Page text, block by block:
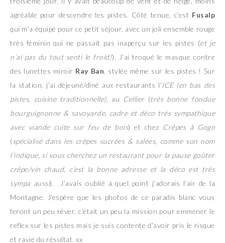
agréable pour descendre les pistes. Côté tenue, c’est Fusalp
qui m’a équipé pour ce petit séjour, avec un joli ensemble rouge
très féminin qui ne passait pas inaperçu sur les pistes (et je
n’ai pas du tout senti le froid!). J’ai troqué le masque contre
des lunettes miroir Ray Ban , stylée même sur les pistes ! Sur
la station, j’ai déjeuné/dîné aux restaurants l’ICE (en bas des
pistes, cuisine traditionnelle), au Cellier(très bonne fondue
bourguignonne & savoyarde, cadre et déco très sympathique
avec viande cuite sur feu de bois) et chez Crêpes à Gogo
(spécialisé dans les crêpes sucrées & salées, comme son nom
l’indique, si vous cherchez un restaurant pour la pause goûter
crêpe/vin chaud, c’est la bonne adresse et la déco est très
sympa aussi). J’avais oublié à quel point j’adorais l’air de la
Montagne. J’espère que les photos de ce paradis blanc vous
feront un peu rêver, c’était un peu la mission pour emmener le
reflex sur les pistes mais je suis contente d’avoir pris le risque
et ravie du résultat. xx